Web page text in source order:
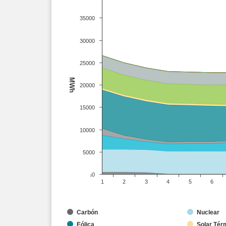
MWh
Carbón Nuclear
Eólica
Solar
1 2 3 4 5 6
0
5000
10000
15000
20000
25000
30000
35000